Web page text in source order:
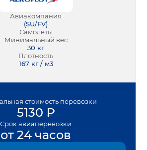
Авиакомпания
(SU/FV)
Самолеты
Минимальный вес
30 кг
Плотность
167 кг / м3
стоимость перевозки
5130 ₽
Срок авиаперевозки
от 24 часов